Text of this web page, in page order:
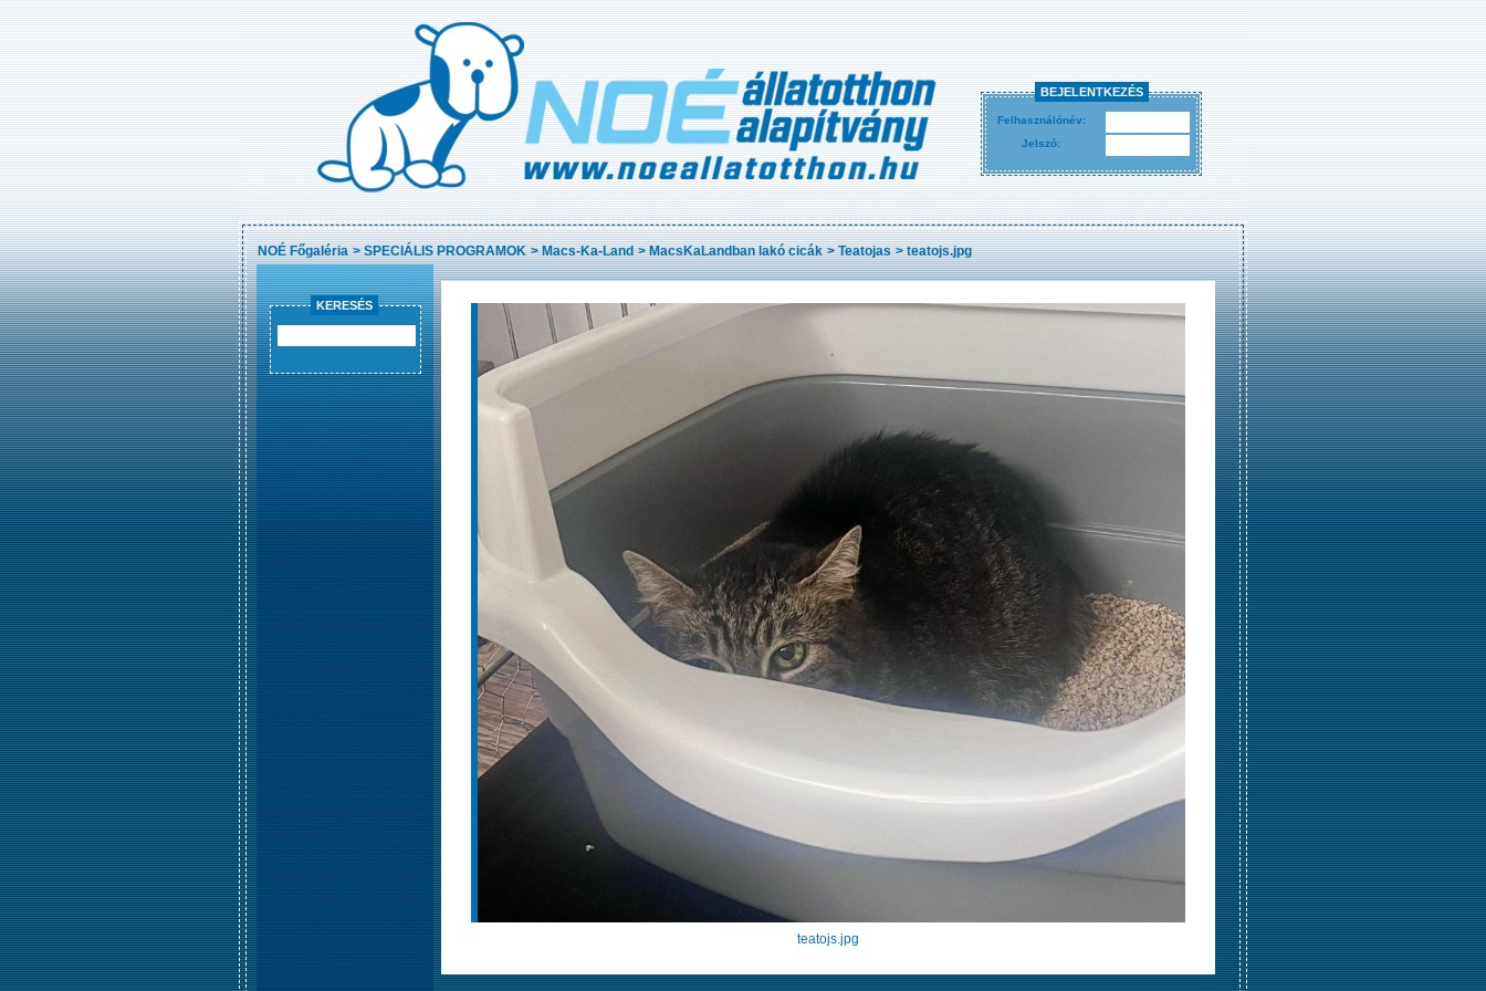
BEJELENTKEZÉS
Felhasználónév:
Jelszó:
NOÉ Főgaléria >SPECIÁLIS PROGRAMOK >Macs-Ka-Land >MacsKaLandban lakó cicák >Teatojas >teatojs.jpg
KERESÉS
teatojs.jpg